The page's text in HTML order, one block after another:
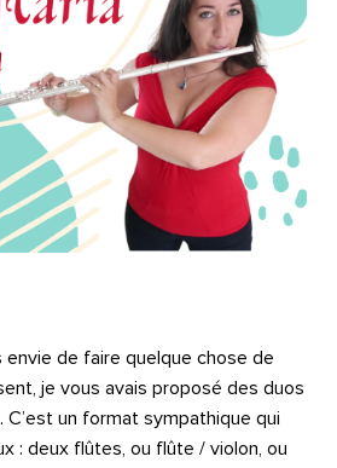
envie de faire quelque chose de
je vous avais proposé des duos
un format sympathique qui
: deux flûtes, ou flûte / violon, ou